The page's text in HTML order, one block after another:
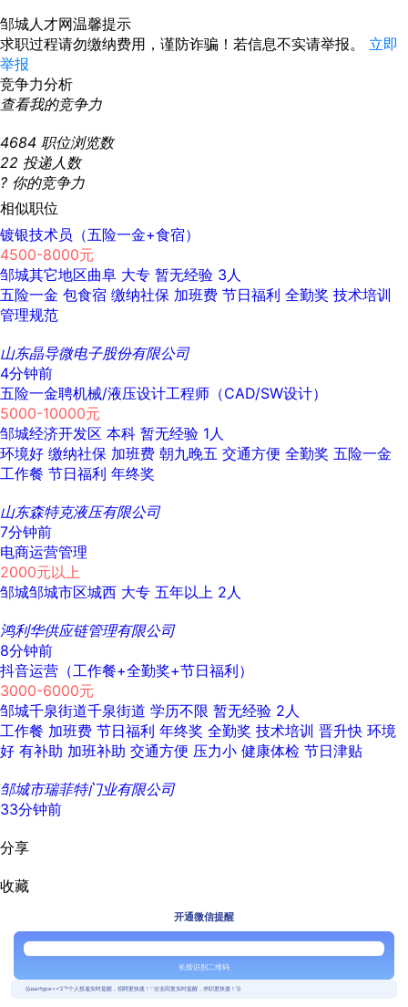
邹城人才网温馨提示
求职过程请勿缴纳费用，谨防诈骗！若信息不实请举报。 立即
举报
竞争力分析
查看我的竞争力
4684 职位浏览数
22 投递人数
? 你的竞争力
相似职位
镀银技术员（五险一金+食宿）
4500-8000元
邹城其它地区曲阜 大专 暂无经验 3人
五险一金 包食宿 缴纳社保 加班费 节日福利 全勤奖 技术培训
管理规范
山东晶导微电子股份有限公司
4分钟前
五险一金聘机械/液压设计工程师（CAD/SW设计）
5000-10000元
邹城经济开发区 本科 暂无经验 1人
环境好 缴纳社保 加班费 朝九晚五 交通方便 全勤奖 五险一金
工作餐 节日福利 年终奖
山东森特克液压有限公司
7分钟前
电商运营管理
2000元以上
邹城邹城市区城西 大专 五年以上 2人
鸿利华供应链管理有限公司
8分钟前
抖音运营（工作餐+全勤奖+节日福利）
3000-6000元
邹城千泉街道千泉街道 学历不限 暂无经验 2人
工作餐 加班费 节日福利 年终奖 全勤奖 技术培训 晋升快 环境
好 有补助 加班补助 交通方便 压力小 健康体检 节日津贴
邹城市瑞菲特门业有限公司
33分钟前
分享
收藏
开通微信提醒
长按识别二维码
{{usertype=='2'?'个人投递实时提醒，招聘更快捷！':'企业回复实时提醒，求职更快捷！'}}